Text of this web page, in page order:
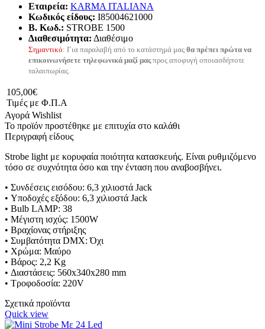
Εταιρεία: KARMA ITALIANA
Κωδικός είδους: I85004621000
B. Κωδ.: STROBE 1500
Διαθεσιμότητα: Διαθέσιμο
Σημαντικό: Για παραλαβή από το κατάστημά μας θα πρέπει πρώτα να
επικοινωνήσετε τηλεφωνικά μαζί μαςπρος αποφυγή οποιασδήποτε
ταλαιπωρίας.
105,00€
Τιμές με Φ.Π.Α
Αγορά Wishlist
Το προϊόν προστέθηκε με επιτυχία στο καλάθι
Περιγραφή είδους
Strobe light με κορυφαία ποιότητα κατασκευής. Είναι ρυθμιζόμενο
τόσο σε συχνότητα όσο και την ένταση που αναβοσβήνει.
• Συνδέσεις εισόδου: 6,3 χιλιοστά Jack
• Υποδοχές εξόδου: 6,3 χιλιοστά Jack
• Bulb LAMP: 38
• Μέγιστη ισχύς: 1500W
• Βραχίονας στήριξης
• Συμβατότητα DMX: Όχι
• Χρώμα: Μαύρο
• Βάρος: 2,2 Kg
• Διαστάσεις: 560x340x280 mm
• Τροφοδοσία: 220V
Σχετικά προϊόντα
Quick view